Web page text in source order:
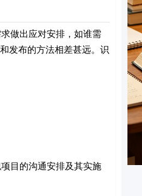
做出应对安排，如谁需
发布的方法相差甚远。识
目的沟通安排及其实施